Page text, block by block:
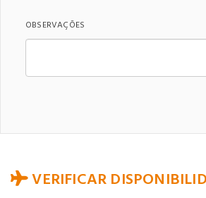
OBSERVAÇÕES
VERIFICAR